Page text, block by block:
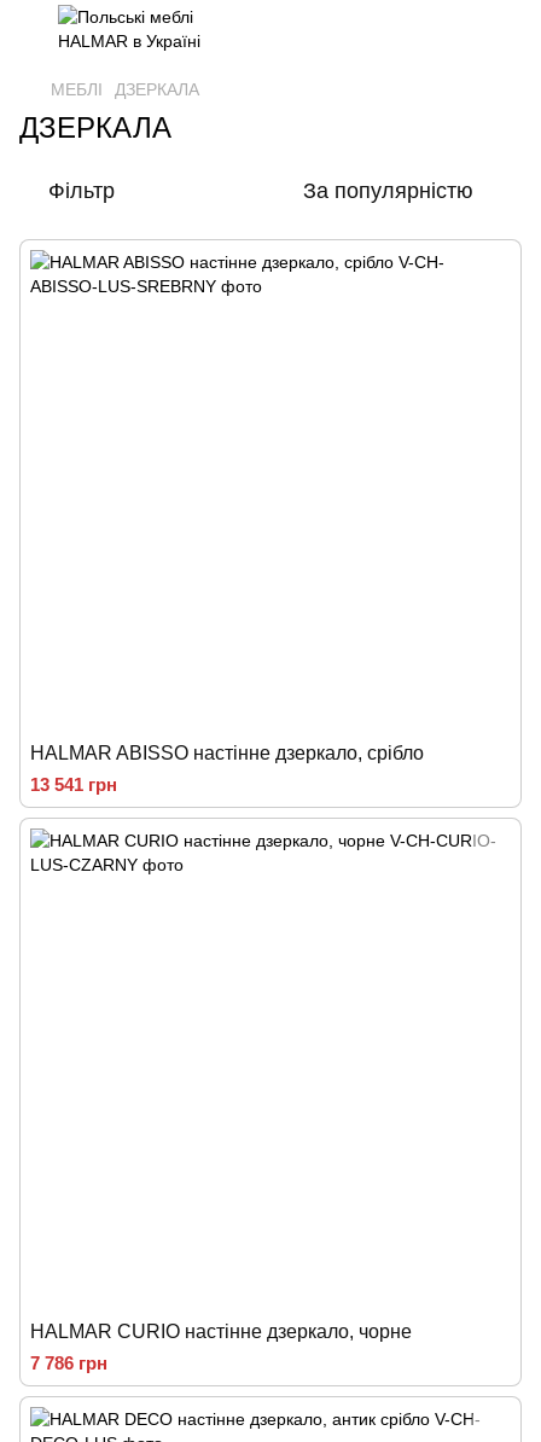
МЕБЛІ ДЗЕРКАЛА
ДЗЕРКАЛА
Фільтр За популярністю
HALMAR ABISSO настінне дзеркало, срібло
13 541 грн
HALMAR CURIO настінне дзеркало, чорне
7 786 грн